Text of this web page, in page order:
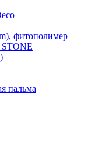
фитополимер
STONE
пальма